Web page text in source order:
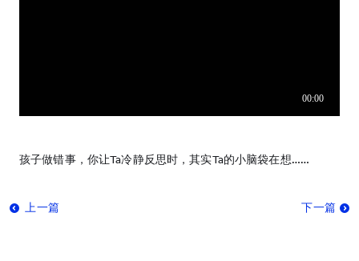
孩子做错事，你让Ta冷静反思时，其实Ta的小脑袋在想……
上一篇 下一篇